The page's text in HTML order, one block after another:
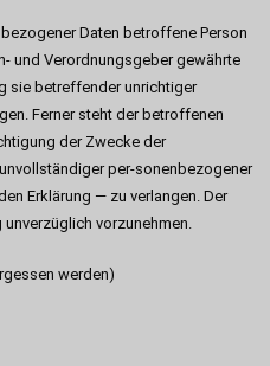
Daten betroffene Person
und Verordnungsgeber gewährte
sie betreffender unrichtiger
Ferner steht der betroffenen
der Zwecke der
per-sonenbezogener
Erklärung — zu verlangen. Der
vorzunehmen.
werden)